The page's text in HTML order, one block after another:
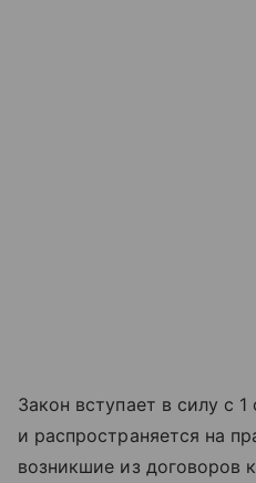
Закон вступает в силу с
и распространяется на
возникшие из договоров